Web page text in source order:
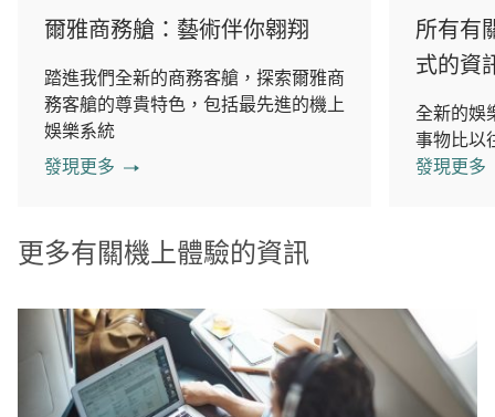
爾雅商務艙：藝術伴你翱翔
踏進我們全新的商務客艙，探索爾雅商
務客艙的尊貴特色，包括最先進的機上
娛樂系統
發現更多
所有有
式的資
全新的娛
事物比以
發現更多
更多有關機上體驗的資訊